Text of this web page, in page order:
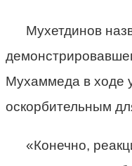
Мухетдинов
Мухаммеда в ходе
оскорбительным
«Конечно,